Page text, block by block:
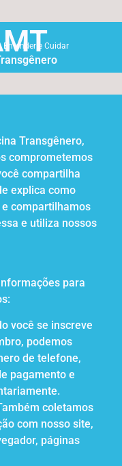
Entender e Cuidar
Transgênero,
comprometemos
compartilha
explica como
compartilhamos
e utiliza nossos
para
você se inscreve
podemos
de telefone,
pagamento e
coletamos
com nosso site,
páginas